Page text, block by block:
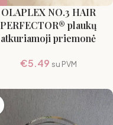
OLAPLEX NO.3 HAIR
PERFECTOR® plaukų
atkuriamoji priemonė
€5.49 su PVM